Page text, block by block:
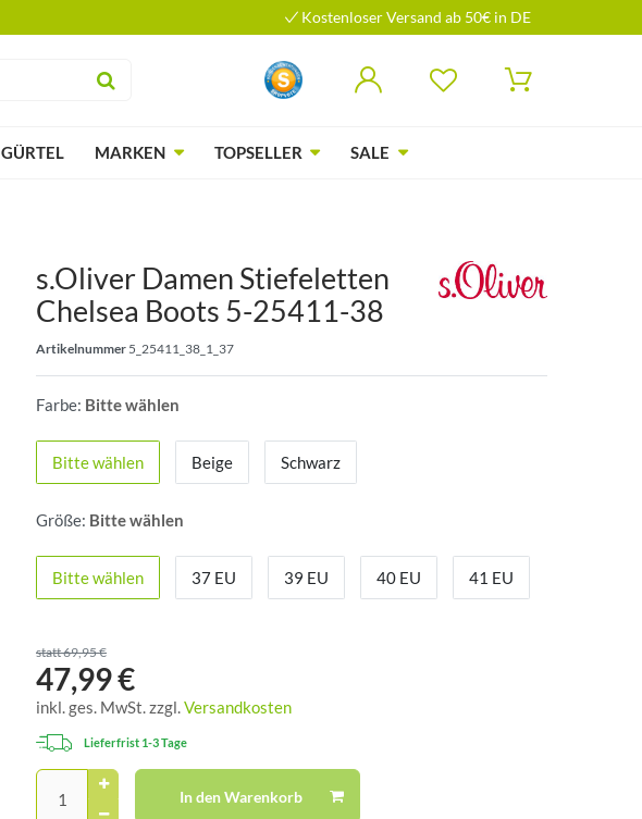
Kostenloser Versand ab 50€ in DE
GÜRTEL MARKEN TOPSELLER SALE
s.Oliver Damen Stiefeletten
Chelsea Boots 5-25411-38
Artikelnummer 5_25411_38_1_37
Farbe: Bitte wählen
Bitte wählen Beige Schwarz
Größe: Bitte wählen
Bitte wählen 37 EU 39 EU 40 EU 41 EU
statt 69,95 €
47,99 €
inkl. ges. MwSt. zzgl.Versandkosten
Lieferfrist 1-3 Tage
In den Warenkorb